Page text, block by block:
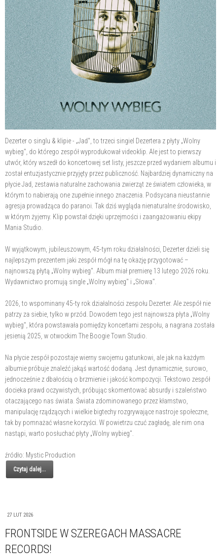
Dezerter o singlu & klipie - „Jad", to trzeci singiel Dezertera z płyty „Wolny
wybieg", do którego zespół wyprodukował videoklip. Ale jest to pierwszy
utwór, który wszedł do koncertowej set listy, jeszcze przed wydaniem albumu i
został entuzjastycznie przyjęty przez publiczność. Najbardziej dynamiczny na
płycie Jad, zestawia naturalne zachowania zwierząt ze światem człowieka, w
którym to nabierają one zupełnie innego znaczenia. Podsycana nieustannie
agresja prowadząca do paranoi. Tak dziś wygląda nienaturalne środowisko,
w którym żyjemy. Klip powstał dzięki uprzejmości i zaangażowaniu ekipy
Mania Studio.
W wyjątkowym, jubileuszowym, 45-tym roku działalności, Dezerter dzieli się
najlepszym prezentem jaki zespół mógł na tę okazję przygotować –
najnowszą płytą „Wolny wybieg". Album miał premierę 13 lutego 2026 roku.
Wydawnictwo promują single „Wolny wybieg" i „Słowa".
2026, to wspominany 45-ty rok działalności zespołu Dezerter. Ale zespół nie
patrzy za siebie, tylko w przód. Dowodem tego jest najnowsza płyta „Wolny
wybieg", która powstawała pomiędzy koncertami zespołu, a nagrana została
jesienią 2025, w otwockim The Boogie Town Studio.
Na płycie zespół pozostaje wierny swojemu gatunkowi, ale jak na każdym
albumie próbuje znaleźć jakąś wartość dodaną. Jest dynamicznie, surowo,
jednocześnie z dbałością o brzmienie i jakość kompozycji. Tekstowo zespół
docieka prawd oczywistych, próbując skomentować absurdy i szaleństwo
otaczającego nas świata. Świata zdominowanego przez kłamstwo,
manipulację rządzących i wielkie bigtechy rozgrywające nastroje społeczne,
tak by pomnażać własne korzyści. W powietrzu czuć zagładę, ale nim ona
nastąpi, warto posłuchać płyty „Wolny wybieg".
źródło: Mystic Production
Czytaj dalej...
27 LUT 2026
FRONTSIDE W SZEREGACH MASSACRE
RECORDS!